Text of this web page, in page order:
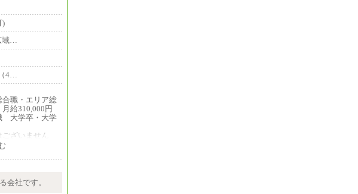
、岡山県、広
県
愛媛県、高
、宮崎県、鹿
県
※勤務地によ
)
…
4…
合職・エリア総
給310,000円
大学卒・大学
ざいません
会社です。